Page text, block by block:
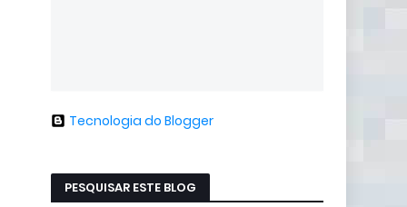
Tecnologia do Blogger
PESQUISAR ESTE BLOG